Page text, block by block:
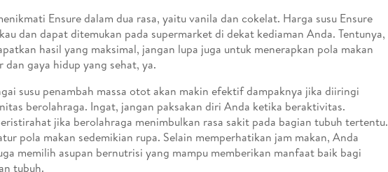
Ensure dalam dua rasa, yaitu vanila dan cokelat. Harga susu Ensure
dan dapat ditemukan pada supermarket di dekat kediaman Anda. Tentunya,
hasil yang maksimal, jangan lupa juga untuk menerapkan pola makan
dan gaya hidup yang sehat, ya.
susu penambah massa otot akan makin efektif dampaknya jika diiringi
berolahraga. Ingat, jangan paksakan diri Anda ketika beraktivitas.
jika berolahraga menimbulkan rasa sakit pada bagian tubuh tertentu.
pola makan sedemikian rupa. Selain memperhatikan jam makan, Anda
memilih asupan bernutrisi yang mampu memberikan manfaat baik bagi
tubuh.